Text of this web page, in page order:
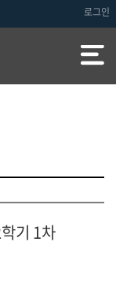
로그인
기 1차